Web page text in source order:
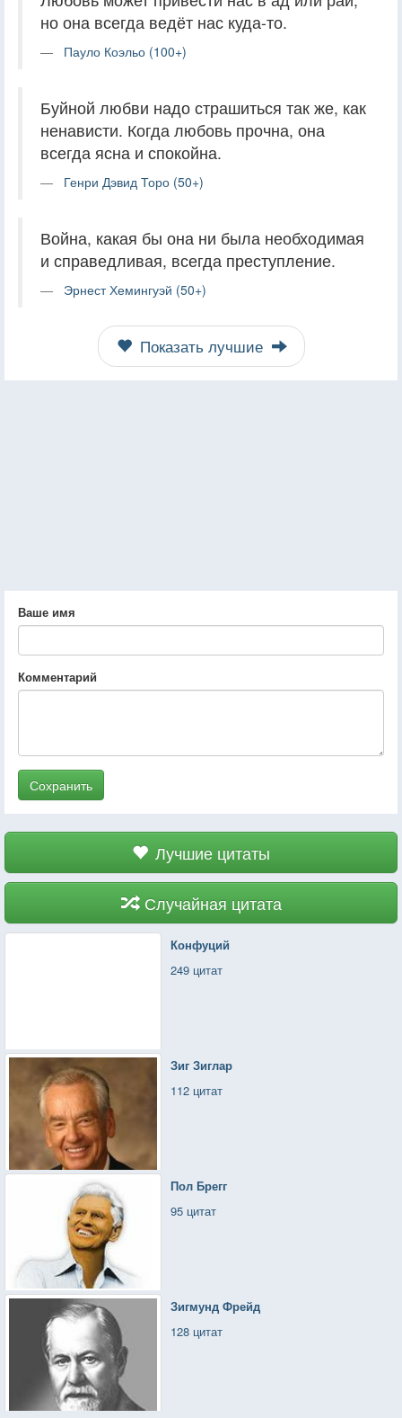
но она всегда ведёт нас куда-то.
Пауло Коэльо (100+)
Буйной любви надо страшиться так же, как
ненависти. Когда любовь прочна, она
всегда ясна и спокойна.
Генри Дэвид Торо (50+)
Война, какая бы она ни была необходимая
и справедливая, всегда преступление.
Эрнест Хемингуэй (50+)
Показать лучшие
Ваше имя
Комментарий
Сохранить
Лучшие цитаты
Случайная цитата
Конфуций
249 цитат
Зиг Зиглар
112 цитат
Пол Брегг
95 цитат
Зигмунд Фрейд
128 цитат